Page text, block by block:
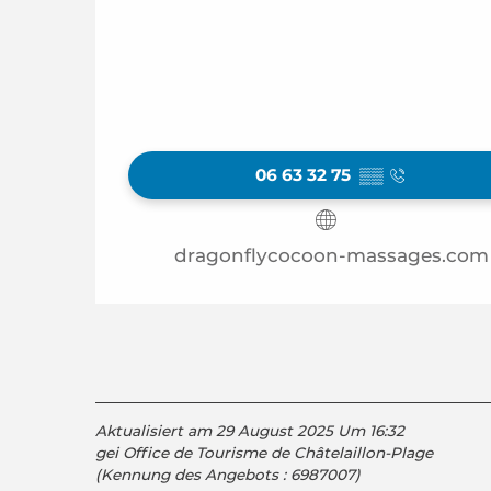
06 63 32 75 ▒▒
dragonflycocoon-massages.com
Aktualisiert am 29 August 2025 Um 16:32
gei Office de Tourisme de Châtelaillon-Plage
(Kennung des Angebots : 6987007)